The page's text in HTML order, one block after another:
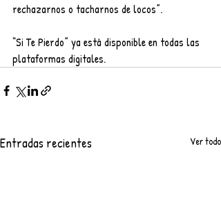
rechazarnos o tacharnos de locos”.
“Si Te Pierdo” ya está disponible en todas las
plataformas digitales.
Entradas recientes Ver todo